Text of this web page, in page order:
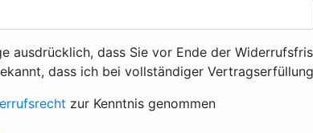
ausdrücklich, dass Sie vor Ende der
dass ich bei vollständiger
zur Kenntnis genommen